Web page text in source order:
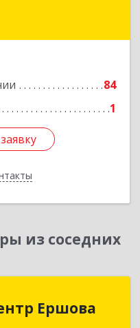
84
1
Серов г, Кирова ул,
из соседних
Ершова
Ершова